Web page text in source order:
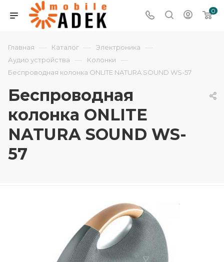
0
Главная — Каталог — Электроника —
Аудио устройства — Колонки —
Беспроводная колонка ONLITE NATURA SOUND WS-57
Беспроводная
колонка ONLITE
NATURA SOUND WS-
57